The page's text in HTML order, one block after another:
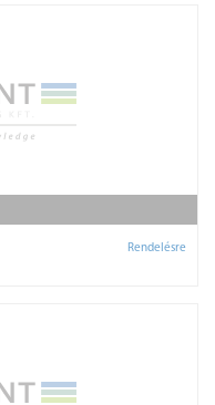
Rendelésre